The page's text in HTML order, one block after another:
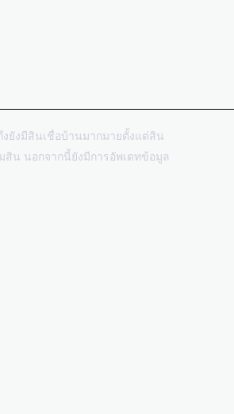
ยังมีสินเชื่อบ้านมากมายตั้งแต่สิน
สิน นอกจากนี้ยังมีการอัพเดทข้อมูล